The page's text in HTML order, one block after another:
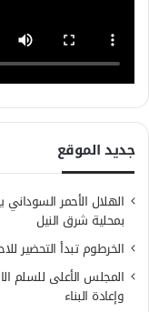
جديد الموقع
بمحلية شرق النيل
الخرطوم تبدأ التحضير للاحتفال
المجلس الأعلى للسلم
وإعادة البناء